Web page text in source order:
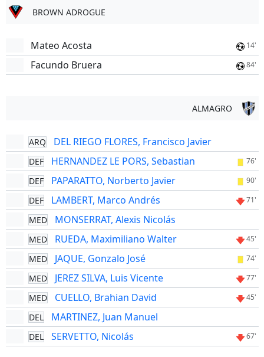
BROWN ADROGUE
Mateo Acosta 14'
Facundo Bruera 84'
ALMAGRO
ARQ DEL RIEGO FLORES, Francisco Javier
DEF HERNANDEZ LE PORS, Sebastian 76'
DEF PAPARATTO, Norberto Javier 90'
DEF LAMBERT, Marco Andrés 71'
MED MONSERRAT, Alexis Nicolás
MED RUEDA, Maximiliano Walter 45'
MED JAQUE, Gonzalo José 74'
MED JEREZ SILVA, Luis Vicente 77'
MED CUELLO, Brahian David 45'
DEL MARTINEZ, Juan Manuel
DEL SERVETTO, Nicolás 67'